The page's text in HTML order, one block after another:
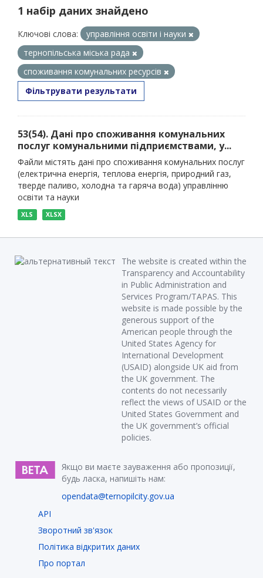
1 набір даних знайдено
Ключові слова:
управління освіти і науки
тернопільська міська рада
споживання комунальних ресурсів
Фільтрувати результати
53(54). Дані про споживання комунальних
послуг комунальними підприємствами, у...
Файли містять дані про споживання комунальних послуг
(електрична енергія, теплова енергія, природний газ,
тверде паливо, холодна та гаряча вода) управлінню
освіти та науки
XLS XLSX
The website is created within the
Transparency and Accountability
in Public Administration and
Services Program/TAPAS. This
website is made possible by the
generous support of the
American people through the
United States Agency for
International Development
(USAID) alongside UK aid from
the UK government. The
contents do not necessarily
reflect the views of USAID or the
United States Government and
the UK government’s official
policies.
Якщо ви маєте зауваження або пропозиції,
будь ласка, напишіть нам:
opendata@ternopilcity.gov.ua
API
Зворотний зв'язок
Політика відкритих даних
Про портал